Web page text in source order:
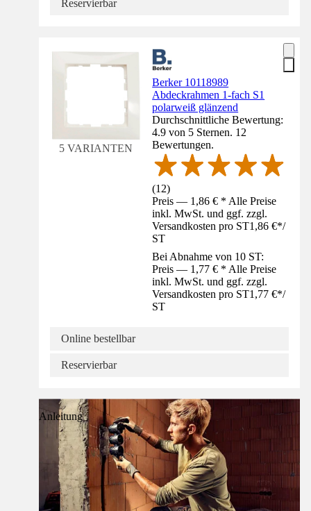
Reservierbar
5 VARIANTEN
Berker 10118989
Abdeckrahmen 1-fach S1
polarweiß glänzend
Durchschnittliche Bewertung:
4.9 von 5 Sternen. 12
Bewertungen.
(12)
Preis — 1,86 € * Alle Preise
inkl. MwSt. und ggf. zzgl.
Versandkosten pro ST1,86 €*/
ST
Bei Abnahme von 10 ST:
Preis — 1,77 € * Alle Preise
inkl. MwSt. und ggf. zzgl.
Versandkosten pro ST1,77 €*/
ST
Online bestellbar
Reservierbar
Anleitung